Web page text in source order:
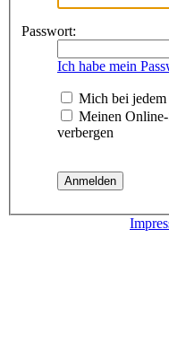
Passwort:
Ich habe mein
Mich bei jedem
Meinen
verbergen